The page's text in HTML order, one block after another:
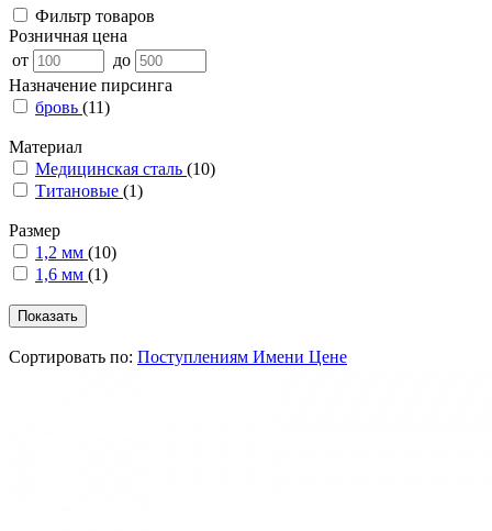
Фильтр товаров
Розничная цена
от
до
Назначение пирсинга
бровь (11)
Материал
Медицинская сталь (10)
Титановые (1)
Размер
1,2 мм (10)
1,6 мм (1)
Сортировать по: Поступлениям Имени Цене